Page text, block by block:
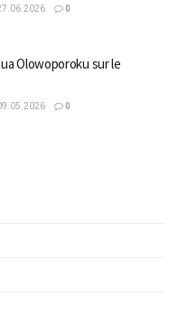
0
Olowoporoku sur le
0